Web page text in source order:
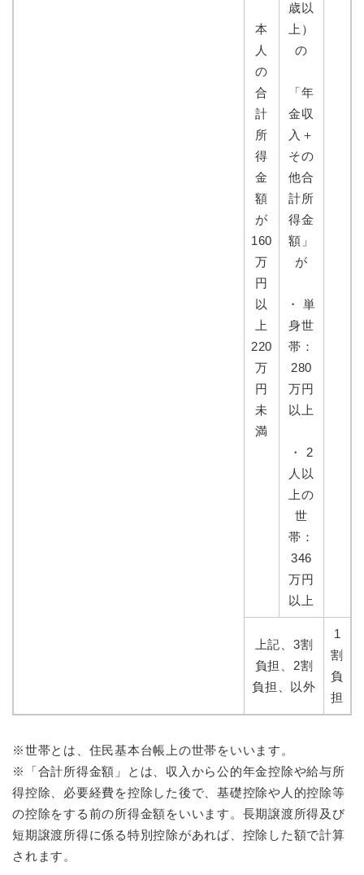
本
人
の
合
計
所
得
金
額
が
160
万
円
以
上
220
万
円
未
満
歳以
上）
の
「年
金収
入＋
その
他合
計所
得金
額」
が
・ 単
身世
帯：
280
万円
以上
・ 2
人以
上の
世
帯：
346
万円
以上
上記、3割
負担、2割
負担、以外
1
割
負
担
※世帯とは、住民基本台帳上の世帯をいいます。
※「合計所得金額」とは、収入から公的年金控除や給与所
得控除、必要経費を控除した後で、基礎控除や人的控除等
の控除をする前の所得金額をいいます。長期譲渡所得及び
短期譲渡所得に係る特別控除があれば、控除した額で計算
されます。